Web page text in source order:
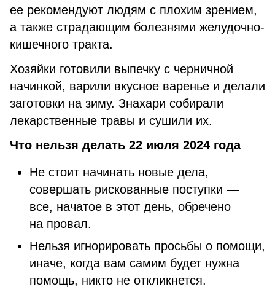
ее рекомендуют людям с плохим зрением,
а также страдающим болезнями желудочно-
кишечного тракта.
Хозяйки готовили выпечку с черничной
начинкой, варили вкусное варенье и делали
заготовки на зиму. Знахари собирали
лекарственные травы и сушили их.
Что нельзя делать 22 июля 2024 года
Не стоит начинать новые дела,
совершать рискованные поступки —
все, начатое в этот день, обречено
на провал.
Нельзя игнорировать просьбы о помощи,
иначе, когда вам самим будет нужна
помощь, никто не откликнется.